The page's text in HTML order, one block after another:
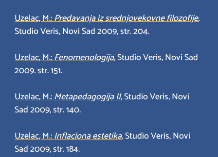
Uzelac, M.:Predavanja iz srednjovekovne filozofije,
Studio Veris, Novi Sad 2009, str. 204.
Uzelac, M.:Fenomenologija,Studio Veris, Novi Sad
2009. str. 151.
Uzelac, M.:Metapedagogija II, Studio Veris, Novi
Sad 2009, str. 140.
Uzelac, M.:Inflaciona estetika,Studio Veris, Novi
Sad 2009, str. 184.